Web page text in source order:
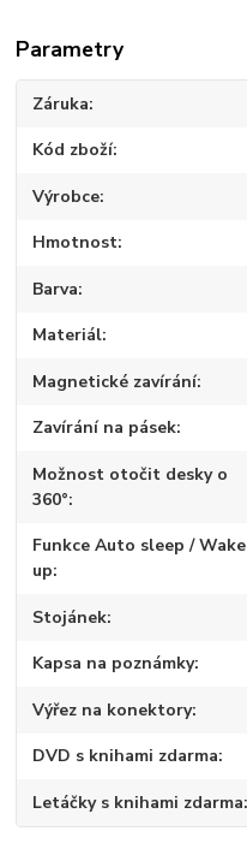
Parametry
Záruka
Kód zboží
Výrobce
Hmotnost
Barva
Materiál
Magnetické zavírání
Zavírání na pásek
Možnost otočit desky o
360°
Funkce Auto sleep / Wake
up
Stojánek
Kapsa na poznámky
Výřez na konektory
DVD s knihami zdarma
Letáčky s knihami zdarma